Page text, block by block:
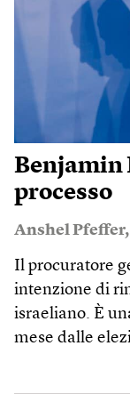
Benjamin
processo
Anshel Pfeffer,
Il procuratore
intenzione di
israeliano. È
mese dalle